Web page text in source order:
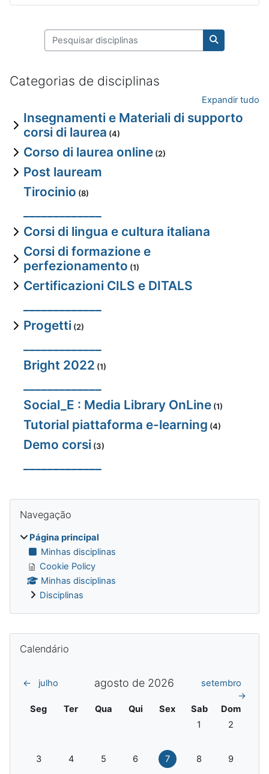
Pesquisar disciplinas
Pesquisar
Categorias de disciplinas
Expandir tudo
Insegnamenti e Materiali di supporto
corsi di laurea (4)
Corso di laurea online (2)
Post lauream
Tirocinio (8)
Corsi di lingua e cultura italiana
Corsi di formazione e
perfezionamento (1)
Certificazioni CILS e DITALS
Progetti (2)
Bright 2022 (1)
Social_E : Media Library OnLine (1)
Tutorial piattaforma e-learning (4)
Demo corsi (3)
Blocos
Navegação
Página principal
Minhas disciplinas
Cookie Policy
Minhas disciplinas
Disciplinas
Blocos adicionais
Calendário
← julho agosto de 2026
setembro
→
Segunda
Seg Terça
Ter Quarta
Qua Quinta
Qui Sexta
Sex Sábado
Sab Domingo
Dom
Sem eventos,
1 Sem
2
Sem eventos, segunda-feira, 3 de agosto
3 Sem eventos, terça-feira, 4 de agosto
4 Sem eventos, quarta-feira, 5 de agosto
5 Sem eventos, quinta-feira, 6 de
6 Sem eventos, sexta-feira,
7 Sem eventos,
8 Sem
9